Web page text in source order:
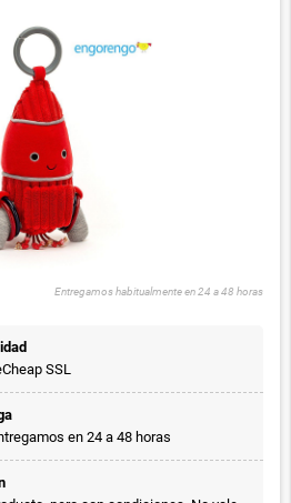
Entregamos habitualmente en 24 a 48 horas
SSL
en 24 a 48 horas